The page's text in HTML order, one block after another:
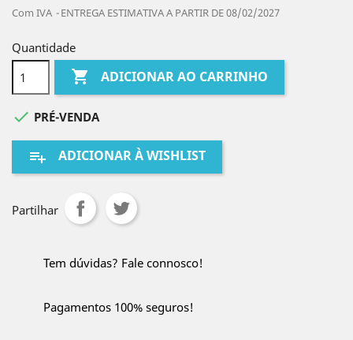
Com IVA ENTREGA ESTIMATIVA A PARTIR DE 08/02/2027
Quantidade
 ADICIONAR AO CARRINHO
 PRÉ-VENDA
playlist_add ADICIONAR À WISHLIST
Partilhar
Tem dúvidas? Fale connosco!
Pagamentos 100% seguros!